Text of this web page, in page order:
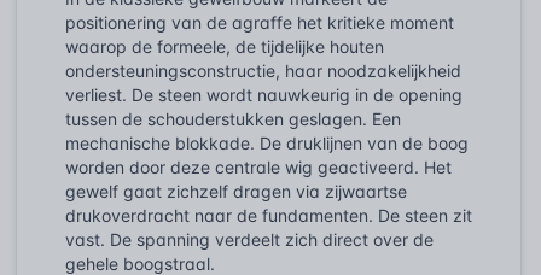
positionering van de agraffe het kritieke moment
waarop de formeele, de tijdelijke houten
ondersteuningsconstructie, haar noodzakelijkheid
verliest. De steen wordt nauwkeurig in de opening
tussen de schouderstukken geslagen. Een
mechanische blokkade. De druklijnen van de boog
worden door deze centrale wig geactiveerd. Het
gewelf gaat zichzelf dragen via zijwaartse
drukoverdracht naar de fundamenten. De steen zit
vast. De spanning verdeelt zich direct over de
gehele boogstraal.